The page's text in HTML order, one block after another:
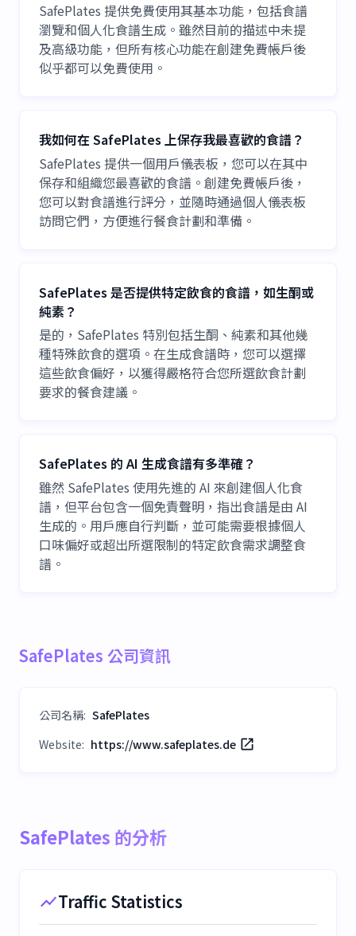
SafePlates 提供免費使用其基本功能，包括食譜
瀏覽和個人化食譜生成。雖然目前的描述中未提
及高級功能，但所有核心功能在創建免費帳戶後
似乎都可以免費使用。
我如何在 SafePlates 上保存我最喜歡的食譜？
SafePlates 提供一個用戶儀表板，您可以在其中
保存和組織您最喜歡的食譜。創建免費帳戶後，
您可以對食譜進行評分，並隨時通過個人儀表板
訪問它們，方便進行餐食計劃和準備。
SafePlates 是否提供特定飲食的食譜，如生酮或
純素？
是的，SafePlates 特別包括生酮、純素和其他幾
種特殊飲食的選項。在生成食譜時，您可以選擇
這些飲食偏好，以獲得嚴格符合您所選飲食計劃
要求的餐食建議。
SafePlates 的 AI 生成食譜有多準確？
雖然 SafePlates 使用先進的 AI 來創建個人化食
譜，但平台包含一個免責聲明，指出食譜是由 AI
生成的。用戶應自行判斷，並可能需要根據個人
口味偏好或超出所選限制的特定飲食需求調整食
譜。
SafePlates 公司資訊
公司名稱: SafePlates
Website: https://www.safeplates.de
SafePlates 的分析
Traffic Statistics